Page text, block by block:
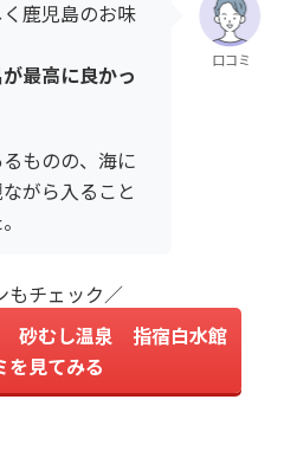
鹿児島のお味
最高に良かっ
ものの、海に
がら入ること
口コミ
もチェック／
砂むし温泉 指宿白水館
を見てみる